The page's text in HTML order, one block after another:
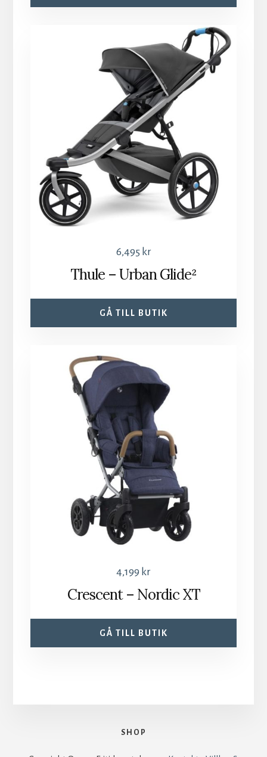
6,495 kr
Thule – Urban Glide²
GÅ TILL BUTIK
4,199 kr
Crescent – Nordic XT
GÅ TILL BUTIK
SHOP